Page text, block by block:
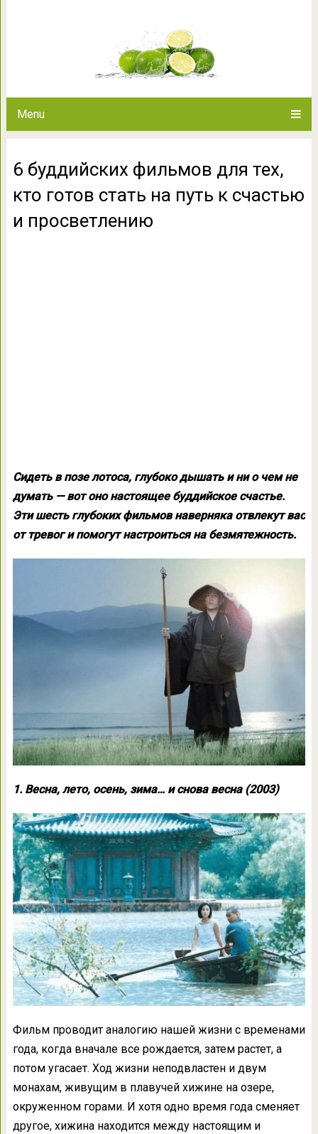
Menu
6 буддийских фильмов для тех,
кто готов стать на путь к счастью
и просветлению
Сидеть в позе лотоса, глубоко дышать и ни о чем не
думать — вот оно настоящее буддийское счастье.
Эти шесть глубоких фильмов наверняка отвлекут вас
от тревог и помогут настроиться на безмятежность.
1. Весна, лето, осень, зима… и снова весна (2003)
Фильм проводит аналогию нашей жизни с временами
года, когда вначале все рождается, затем растет, а
потом угасает. Ход жизни неподвластен и двум
монахам, живущим в плавучей хижине на озере,
окруженном горами. И хотя одно время года сменяет
другое, хижина находится между настоящим и